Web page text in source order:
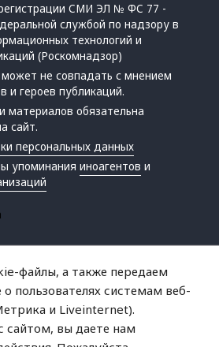
СМИ ЭЛ № ФС 77 -
службой по надзору в
технологий и
(Роскомнадзор)
не совпадать с мнением
и героев публикаций.
материалов обязательна
сайт.
персональных данных
упоминанияиноагентов и
файлы, а также передаем
пользователях системам веб-
и Liveinternet).
сайтом, вы даете нам